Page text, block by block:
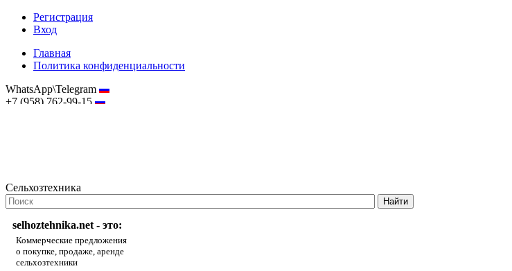
Регистрация
Вход
Главная
Политика конфиденциальности
WhatsApp\Telegram
+7 (958) 762-99-15
Сельхозтехника
selhoztehnika.net - это:
Коммерческие предложения
о покупке, продаже, аренде
сельхозтехники